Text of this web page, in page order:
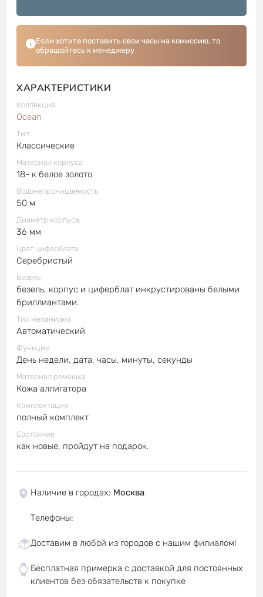
Если хотите поставить свои часы на комиссию, то
обращайтесь к менеджеру
ХАРАКТЕРИСТИКИ
Коллекция
Ocean
Тип
Классические
Материал корпуса
18- к белое золото
Водонепроницаемость
50 м
Диаметр корпуса
36 мм
Цвет циферблата
Серебристый
Безель
безель, корпус и циферблат инкрустированы белыми
бриллиантами.
Тип механизма
Автоматический
Функции
День недели, дата, часы, минуты, секунды
Материал ремешка
Кожа аллигатора
Комплектация
полный комплект
Состояние
как новые, пройдут на подарок.
Наличие в городах: Москва
Телефоны:
Доставим в любой из городов с нашим филиалом!
Бесплатная примерка с доставкой для постоянных
клиентов без обязательств к покупке